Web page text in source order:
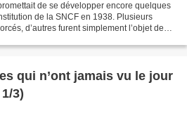
de se développer encore quelques
de la SNCF en 1938. Plusieurs
d’autres furent simplement l’objet de
qui n’ont jamais vu le jour
3)